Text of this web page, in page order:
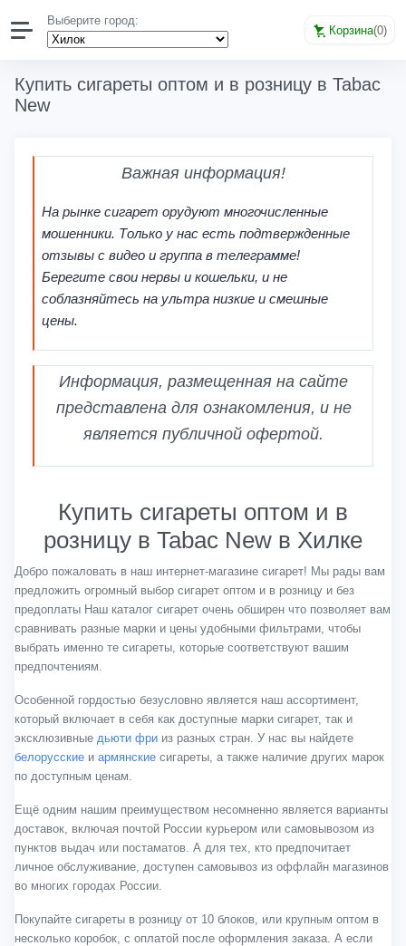
Выберите город:
Корзина(0)
Купить сигареты оптом и в розницу в Tabac
New
Важная информация!
На рынке сигарет орудуют многочисленные
мошенники. Только у нас есть подтвержденные
отзывы с видео и группа в телеграмме!
Берегите свои нервы и кошельки, и не
соблазняйтесь на ультра низкие и смешные
цены.
Информация, размещенная на сайте
представлена для ознакомления, и не
является публичной офертой.
Купить сигареты оптом и в
розницу в Tabac New в Хилке
Добро пожаловать в наш интернет-магазине сигарет! Мы рады вам
предложить огромный выбор сигарет оптом и в розницу и без
предоплаты Наш каталог сигарет очень обширен что позволяет вам
сравнивать разные марки и цены удобными фильтрами, чтобы
выбрать именно те сигареты, которые соответствуют вашим
предпочтениям.
Особенной гордостью безусловно является наш ассортимент,
который включает в себя как доступные марки сигарет, так и
эксклюзивные дьюти фри из разных стран. У нас вы найдете
белорусские и армянские сигареты, а также наличие других марок
по доступным ценам.
Ещё одним нашим преимуществом несомненно является варианты
доставок, включая почтой России курьером или самовывозом из
пунктов выдач или постаматов. А для тех, кто предпочитает
личное обслуживание, доступен самовывоз из оффлайн магазинов
во многих городах России.
Покупайте сигареты в розницу от 10 блоков, или крупным оптом в
несколько коробок, с оплатой после оформления заказа. А если